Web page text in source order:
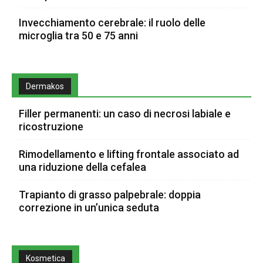
Invecchiamento cerebrale: il ruolo delle
microglia tra 50 e 75 anni
Dermakos
Filler permanenti: un caso di necrosi labiale e
ricostruzione
Rimodellamento e lifting frontale associato ad
una riduzione della cefalea
Trapianto di grasso palpebrale: doppia
correzione in un’unica seduta
Kosmetica